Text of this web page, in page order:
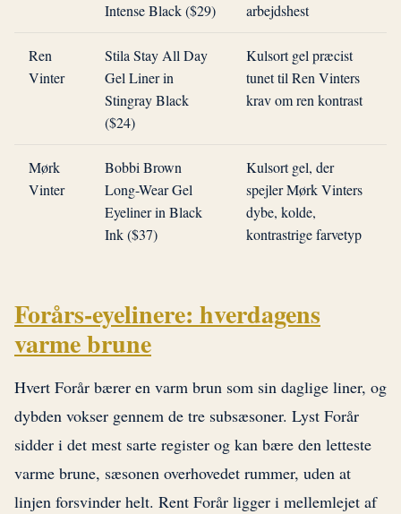
Intense Black ($29)
arbejdshest
Ren
Vinter
Stila Stay All Day
Gel Liner in
Stingray Black
($24)
Kulsort gel præcist
tunet til Ren Vinters
krav om ren kontrast
Mørk
Vinter
Bobbi Brown
Long-Wear Gel
Eyeliner in Black
Ink ($37)
Kulsort gel, der
spejler Mørk Vinters
dybe, kolde,
kontrastrige farvetyp
Forårs-eyelinere: hverdagens
varme brune
Hvert Forår bærer en varm brun som sin daglige liner, og
dybden vokser gennem de tre subsæsoner. Lyst Forår
sidder i det mest sarte register og kan bære den letteste
varme brune, sæsonen overhovedet rummer, uden at
linjen forsvinder helt. Rent Forår ligger i mellemlejet af